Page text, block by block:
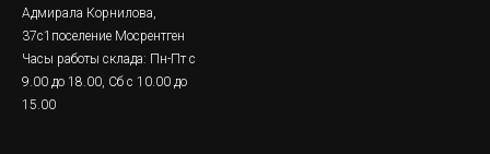
Адмирала Корнилова,
37с1поселение Мосрентген
Часы работы склада: Пн-Пт с
9.00 до 18.00, Сб с 10.00 до
15.00